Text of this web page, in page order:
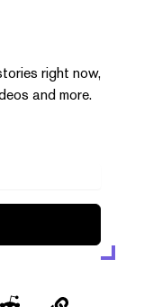
right now,
and more.